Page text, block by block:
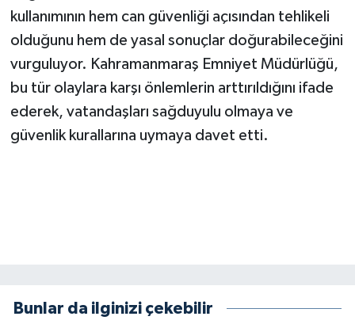
kullanımının hem can güvenliği açısından tehlikeli
olduğunu hem de yasal sonuçlar doğurabileceğini
vurguluyor. Kahramanmaraş Emniyet Müdürlüğü,
bu tür olaylara karşı önlemlerin arttırıldığını ifade
ederek, vatandaşları sağduyulu olmaya ve
güvenlik kurallarına uymaya davet etti.
Bunlar da ilginizi çekebilir
BİLİM TEKNOLOJİ
SEÇİM 2015
ÇEVRE